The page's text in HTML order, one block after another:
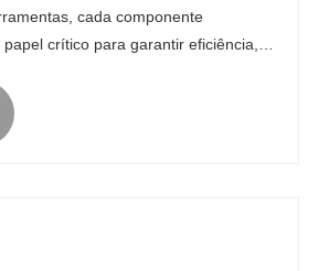
cada componente
crítico para garantir eficiência,
como selecionar as peças c......